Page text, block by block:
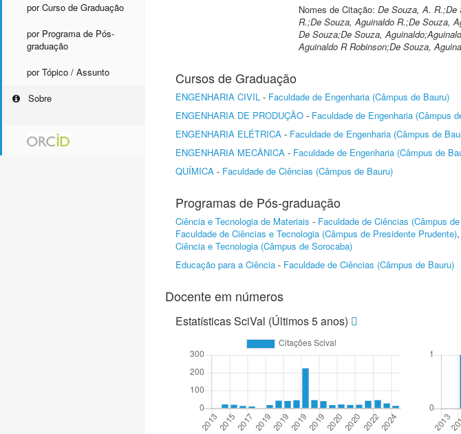
por Curso de Graduação
por Programa de Pós-
graduação
por Tópico / Assunto
Sobre
Nomes de Citação: De Souza, A. R.;De
R.;De Souza, Aguinaldo R.;De Souza,
De Souza;De Souza,
Aguinaldo R Robinson;De Souza,
Cursos de Graduação
ENGENHARIA CIVIL - Faculdade de Engenharia (Câmpus de Bauru)
ENGENHARIA DE PRODUÇÃO - Faculdade de Engenharia (Câmpus
ENGENHARIA ELÉTRICA - Faculdade de Engenharia (Câmpus de
ENGENHARIA MECÂNICA - Faculdade de Engenharia (Câmpus de
QUÍMICA - Faculdade de Ciências (Câmpus de Bauru)
Programas de Pós-graduação
Ciência e Tecnologia de Materiais - Faculdade de Ciências (Câmpus
Faculdade de Ciências e Tecnologia (Câmpus de Presidente Prudente),
Ciência e Tecnologia (Câmpus de Sorocaba)
Educação para a Ciência - Faculdade de Ciências (Câmpus de Bauru)
Docente em números
Estatísticas SciVal (Últimos 5 anos)